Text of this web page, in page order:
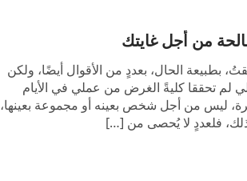
من أجل غايتك
بطبيعة الحال، بعددٍ من الأقوال أيضًا، ولكن
لم تحققا كليةً الغرض من عملي في الأيام
ليس من أجل شخص بعينه أو مجموعة بعينها،
فلعددٍ لا يُحصى من […]